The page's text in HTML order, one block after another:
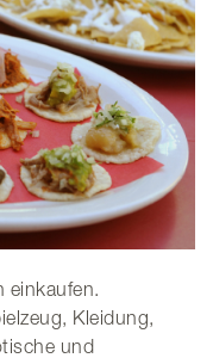
einkaufen.
Kleidung,
und